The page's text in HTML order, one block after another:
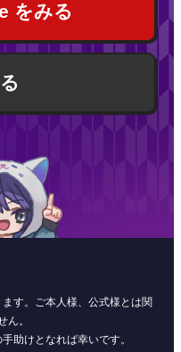
をみる
す。ご本人様、公式様とは関
ん。
助けとなれば幸いです。